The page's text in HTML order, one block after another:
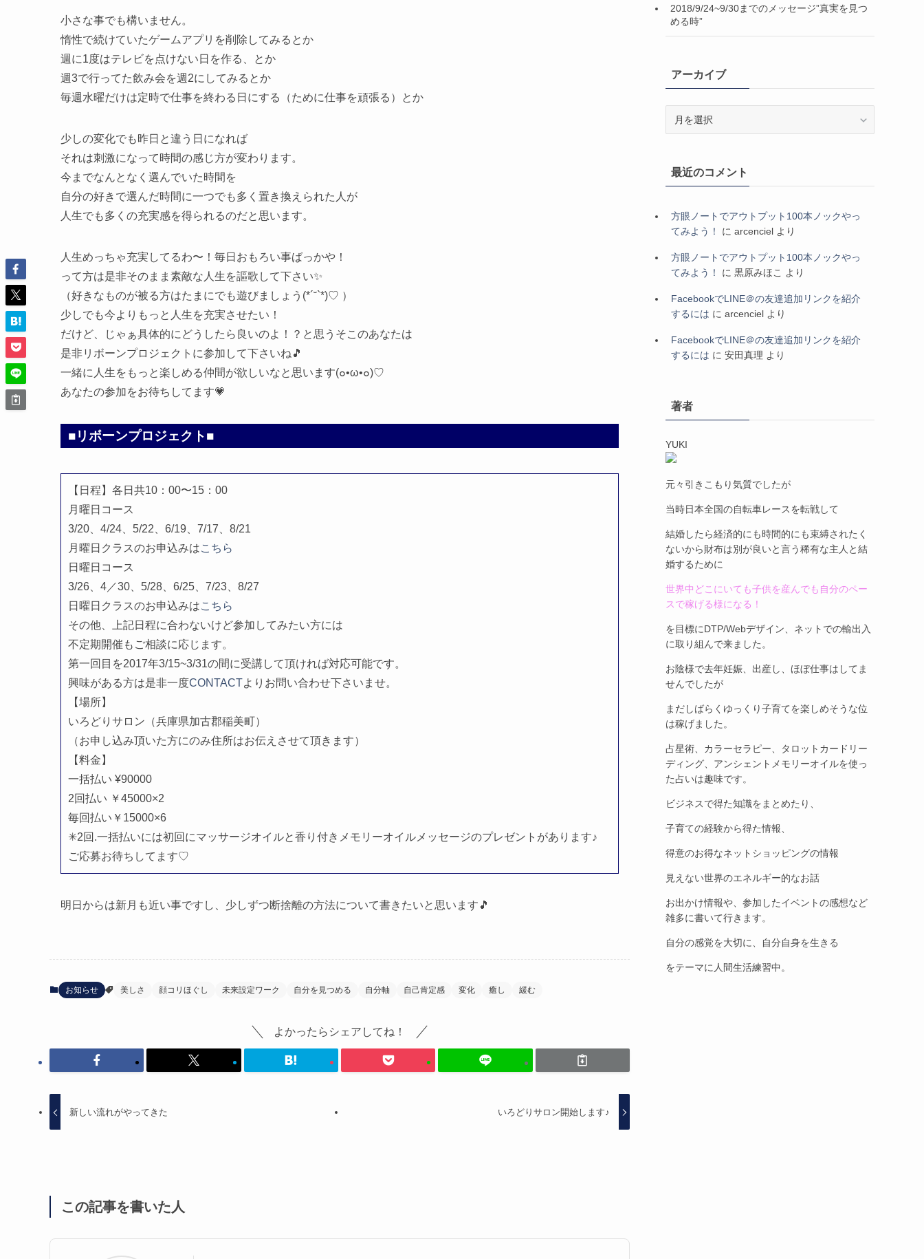
小さな事でも構いません。
惰性で続けていたゲームアプリを削除してみるとか
週に1度はテレビを点けない日を作る、とか
週3で行ってた飲み会を週2にしてみるとか
毎週水曜だけは定時で仕事を終わる日にする（ために仕事を頑張る）とか
少しの変化でも昨日と違う日になれば
それは刺激になって時間の感じ方が変わります。
今までなんとなく選んでいた時間を
自分の好きで選んだ時間に一つでも多く置き換えられた人が
人生でも多くの充実感を得られるのだと思います。
人生めっちゃ充実してるわ〜！毎日おもろい事ばっかや！
って方は是非そのまま素敵な人生を謳歌して下さい✨
（好きなものが被る方はたまにでも遊びましょう(*´˘`*)♡ ）
少しでも今よりもっと人生を充実させたい！
だけど、じゃぁ具体的にどうしたら良いのよ！？と思うそこのあなたは
是非リボーンプロジェクトに参加して下さいね🎵
一緒に人生をもっと楽しめる仲間が欲しいなと思います(๐•ω•๐)♡
あなたの参加をお待ちしてます💗
■リボーンプロジェクト■
【日程】各日共10：00〜15：00
月曜日コース
3/20、4/24、5/22、6/19、7/17、8/21
月曜日クラスのお申込みはこちら
日曜日コース
3/26、4／30、5/28、6/25、7/23、8/27
日曜日クラスのお申込みはこちら
その他、上記日程に合わないけど参加してみたい方には
不定期開催もご相談に応じます。
第一回目を2017年3/15~3/31の間に受講して頂ければ対応可能です。
興味がある方は是非一度CONTACTよりお問い合わせ下さいませ。
【場所】
いろどりサロン（兵庫県加古郡稲美町）
（お申し込み頂いた方にのみ住所はお伝えさせて頂きます）
【料金】
一括払い ¥90000
2回払い ￥45000×2
毎回払い￥15000×6
✳2回.一括払いには初回にマッサージオイルと香り付きメモリーオイルメッセージのプレゼントがあります♪
ご応募お待ちしてます♡
明日からは新月も近い事ですし、少しずつ断捨離の方法について書きたいと思います🎵
お知らせ 美しさ 顔コリほぐし 未来設定ワーク 自分を見つめる 自分軸 自己肯定感 変化 癒し 緩む
よかったらシェアしてね！
新しい流れがやってきた いろどりサロン開始します♪
この記事を書いた人
2018/9/24~9/30までのメッセージ”真実を見つ
める時”
アーカイブ
ブ最近のコメント
方眼ノートでアウトプット100本ノックやっ
てみよう！
に arcenciel より
方眼ノートでアウトプット100本ノックやっ
てみよう！
に 黒原みほこ より
FacebookでLINE＠の友達追加リンクを紹介
するには に arcenciel より
FacebookでLINE＠の友達追加リンクを紹介
するには に 安田真理 より
著者
YUKI
元々引きこもり気質でしたが
当時日本全国の自転車レースを転戦して
結婚したら経済的にも時間的にも束縛されたく
ないから財布は別が良いと言う稀有な主人と結
婚するために
世界中どこにいても子供を産んでも自分のペー
スで稼げる様になる！
を目標にDTP/Webデザイン、ネットでの輸出入
に取り組んで来ました。
お陰様で去年妊娠、出産し、ほぼ仕事はしてま
せんでしたが
まだしばらくゆっくり子育てを楽しめそうな位
は稼げました。
占星術、カラーセラピー、タロットカードリー
ディング、アンシェントメモリーオイルを使っ
た占いは趣味です。
ビジネスで得た知識をまとめたり、
子育ての経験から得た情報、
得意のお得なネットショッピングの情報
見えない世界のエネルギー的なお話
お出かけ情報や、参加したイベントの感想など
雑多に書いて行きます。
自分の感覚を大切に、自分自身を生きる
をテーマに人間生活練習中。